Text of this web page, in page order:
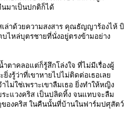
มาเป็นปกติก็ได้
เล่าด้วยความสงสาร คุณธัญญาร้องไห้ บิ
ไหล่บุตรชายที่นั่งอยู่ตรงข้ามอย่าง
าคลอแต่ก็รู้สึกโล่งใจ ที่ไม่มีเรื่องผู้
ยิ่งรู้ว่าที่เขาหายไปไม่ติดต่อเธอเล
ำไม่ใช่เพราะเขาลืมเธอ ยิ่งทำให้หญิง
ะแวงคริส เป็นปลิดทิ้ง จนแทบจะลืม
องคริส ในคืนนั้นที่บ้านในฟาร์มปศุสัตว์